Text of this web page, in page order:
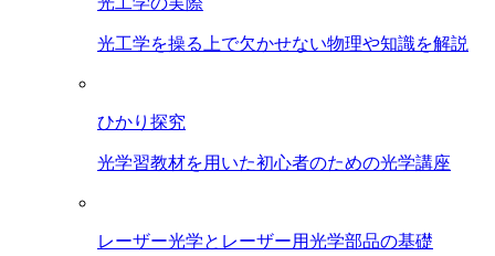
光工学を操る上で欠かせない物理や知識を解説
ひかり探究
光学習教材を用いた初心者のための光学講座
レーザー光学とレーザー用光学部品の基礎